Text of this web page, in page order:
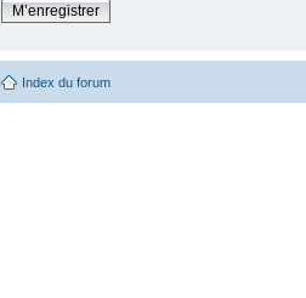
M’enregistrer
Index du forum